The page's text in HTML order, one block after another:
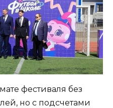
фестиваля без
но с подсчетами